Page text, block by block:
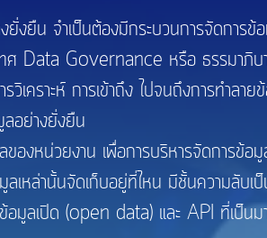
น จำเป็นต้องมีกระบวนการจัดการข้
ทศ Data Governance หรือ ธรรมาภิ
เคราะห์ การเข้าถึง ไปจนถึงการทำลาย
อย่างยั่งยืน
น่วยงาน เพื่อการบริหารจัดการข้อมู
เหล่านั้นจัดเก็บอยู่ที่ไหน มีชั้นความลับเป็
มูลเปิด (open data) และ API ที่เป็นม